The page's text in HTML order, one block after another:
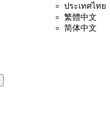
ประเทศไทย
繁體中文
简体中文